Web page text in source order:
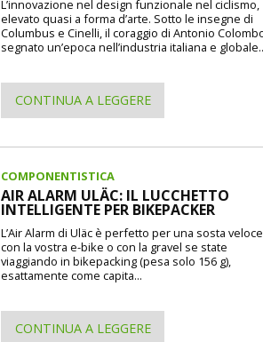
L’innovazione nel design funzionale nel ciclismo,
elevato quasi a forma d’arte. Sotto le insegne di
Columbus e Cinelli, il coraggio di Antonio
segnato un’epoca nell’industria italiana e
CONTINUA A LEGGERE
COMPONENTISTICA
AIR ALARM ULÄC: IL LUCCHETTO
INTELLIGENTE PER BIKEPACKER
L’Air Alarm di Uläc è perfetto per una sosta veloce
con la vostra e-bike o con la gravel se state
viaggiando in bikepacking (pesa solo 156 g),
esattamente come capita...
CONTINUA A LEGGERE